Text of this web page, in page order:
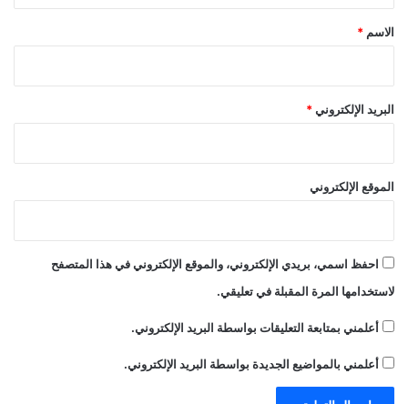
*
الاسم *
البريد الإلكتروني *
الموقع الإلكتروني
احفظ اسمي، بريدي الإلكتروني، والموقع الإلكتروني في هذا المتصفح
لاستخدامها المرة المقبلة في تعليقي.
أعلمني بمتابعة التعليقات بواسطة البريد الإلكتروني.
أعلمني بالمواضيع الجديدة بواسطة البريد الإلكتروني.